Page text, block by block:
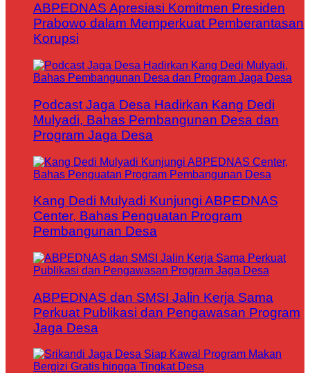
ABPEDNAS Apresiasi Komitmen Presiden
Prabowo dalam Memperkuat Pemberantasan
Korupsi
Podcast Jaga Desa Hadirkan Kang Dedi
Mulyadi, Bahas Pembangunan Desa dan
Program Jaga Desa
Kang Dedi Mulyadi Kunjungi ABPEDNAS
Center, Bahas Penguatan Program
Pembangunan Desa
ABPEDNAS dan SMSI Jalin Kerja Sama
Perkuat Publikasi dan Pengawasan Program
Jaga Desa